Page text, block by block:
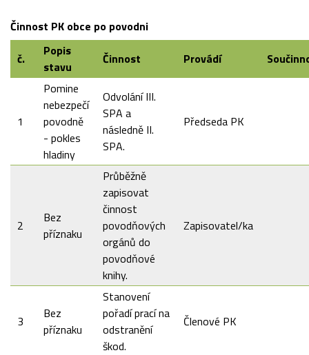
Činnost PK obce po povodni
č.
Popis
stavu
Činnost Provádí
1
Pomine
nebezpečí
povodně
- pokles
hladiny
Odvolání III.
SPA a
následně II.
SPA.
Předseda PK
2
Bez
příznaku
Průběžně
zapisovat
činnost
povodňových
orgánů do
povodňové
knihy.
Zapisovatel/ka
3
Bez
příznaku
Stanovení
pořadí prací na
odstranění
škod.
Členové PK